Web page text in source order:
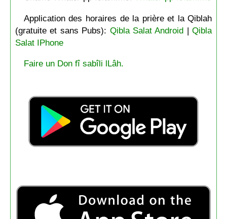
Application des horaires de la prière et la Qiblah
(gratuite et sans Pubs): Qibla Salat Android |Qibla
Salat IPhone
Faire un Don fî sabîli lLâh.